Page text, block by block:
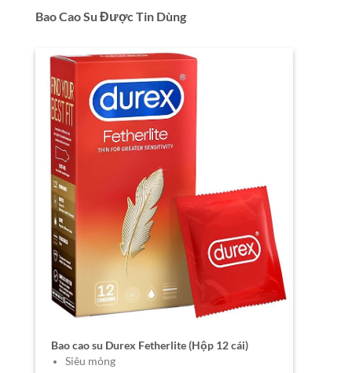
Bao Cao Su Được Tin Dùng
Bao cao su Durex Fetherlite (Hộp 12 cái)
Siêu mỏng